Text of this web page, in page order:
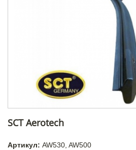
SCT Aerotech
Артикул: AW530, AW500